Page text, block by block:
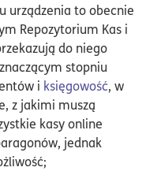
urządzenia to obecnie
Repozytorium Kas i
do niego
stopniu
i księgowość, w
z jakimi muszą
kasy online
jednak